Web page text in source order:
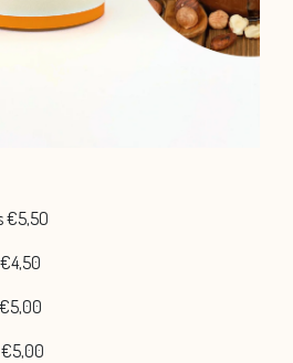
€5,5O
Waaiers - 36 stuks €4,50
€5,00